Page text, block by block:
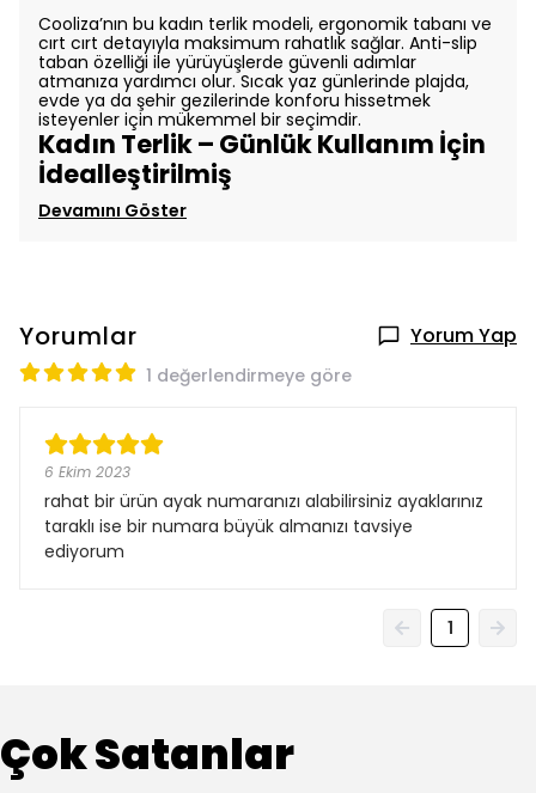
Cooliza’nın bu kadın terlik modeli, ergonomik tabanı ve
cırt cırt detayıyla maksimum rahatlık sağlar. Anti-slip
taban özelliği ile yürüyüşlerde güvenli adımlar
atmanıza yardımcı olur. Sıcak yaz günlerinde plajda,
evde ya da şehir gezilerinde konforu hissetmek
isteyenler için mükemmel bir seçimdir.
Kadın Terlik – Günlük Kullanım İçin
İdealleştirilmiş
Devamını Göster
Yorumlar Yorum Yap
1 değerlendirmeye göre
6 Ekim 2023
rahat bir ürün ayak numaranızı alabilirsiniz ayaklarınız
taraklı ise bir numara büyük almanızı tavsiye
ediyorum
1
Çok Satanlar